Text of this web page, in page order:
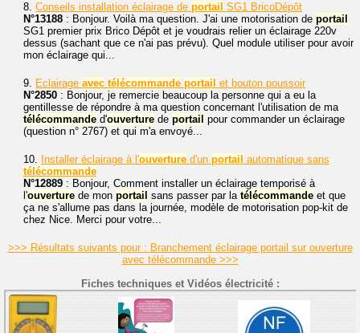
8. Conseils installation éclairage de portail SG1 BricoDépôt
N°13188 : Bonjour. Voilà ma question. J'ai une motorisation de portail
SG1 premier prix Brico Dépôt et je voudrais relier un éclairage 220v
dessus (sachant que ce n'ai pas prévu). Quel module utiliser pour avoir
mon éclairage qui...
9. Eclairage avec télécommande portail et bouton poussoir
N°2850 : Bonjour, je remercie beaucoup la personne qui a eu la
gentillesse de répondre à ma question concernant l'utilisation de ma
télécommande d'ouverture de portail pour commander un éclairage
(question n° 2767) et qui m'a envoyé...
10. Installer éclairage à l'ouverture d'un portail automatique sans
télécommande
N°12889 : Bonjour, Comment installer un éclairage temporisé à
l'ouverture de mon portail sans passer par la télécommande et que
ça ne s'allume pas dans la journée, modèle de motorisation pop-kit de
chez Nice. Merci pour votre...
>>> Résultats suivants pour : Branchement éclairage portail sur ouverture
avec télécommande >>>
Fiches techniques et Vidéos électricité :